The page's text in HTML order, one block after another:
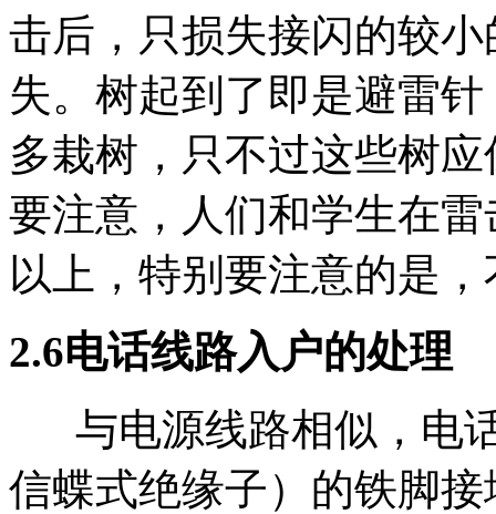
击后，只损失接闪的较
失。树起到了即是避雷
多栽树，只不过这些树
要注意，人们和学生在
以上，特别要注意的是
2.6电话线路入户的处理
与电源线路相似，电
信蝶式绝缘子）的铁脚